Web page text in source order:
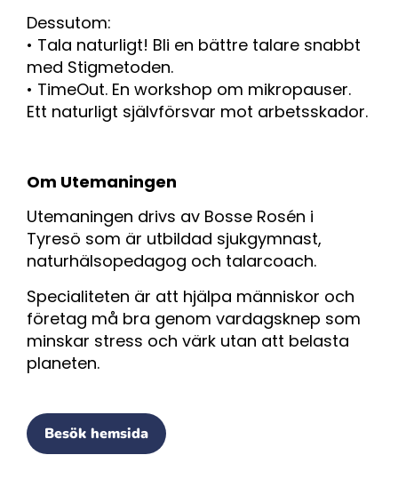
Dessutom:
• Tala naturligt! Bli en bättre talare snabbt
med Stigmetoden.
• TimeOut. En workshop om mikropauser.
Ett naturligt självförsvar mot arbetsskador.
Om Utemaningen
Utemaningen drivs av Bosse Rosén i
Tyresö som är utbildad sjukgymnast,
naturhälsopedagog och talarcoach.
Specialiteten är att hjälpa människor och
företag må bra genom vardagsknep som
minskar stress och värk utan att belasta
planeten.
Besök hemsida